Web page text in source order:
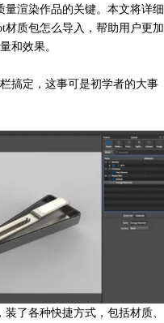
渲染作品的关键。本文将详细
材质包怎么导入，帮助用户更加
和效果。
搞定，这事可是初学者的大事
了各种快捷方式，包括材质、